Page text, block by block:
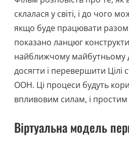
склалася у світі, і до чого
якщо буде працювати
показано ланцюг
найближчому майбутньому
досягти і перевершити Цілі
ООН. Ці процеси будуть
впливовим силам, і
Віртуальна модель